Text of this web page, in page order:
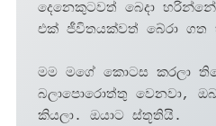
දෙනෙකුටවත් බෙදා
එක් ජීවිතයක්වත් බේරා ගත
මම මගේ කොටස කරලා
බලාපොරොත්තු වෙනවා,
කියලා. ඔයාට ස්තූතියි.